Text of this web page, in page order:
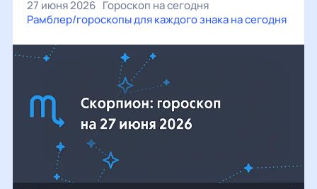
27 июня 2026 Гороскоп на сегодня
Рамблер/гороскопы для каждого знака на сегодня